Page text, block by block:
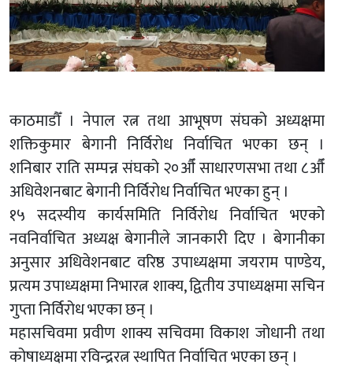
काठमाडौँ । नेपाल रत्न तथा आभूषण संघको अध्यक्षमा
शक्तिकुमार बेगानी निर्विरोध निर्वाचित भएका छन् ।
शनिबार राति सम्पन्न संघको २०औँ साधारणसभा तथा ८औँ
अधिवेशनबाट बेगानी निर्विरोध निर्वाचित भएका हुन् ।
१५ सदस्यीय कार्यसमिति निर्विरोध निर्वाचित भएको
नवनिर्वाचित अध्यक्ष बेगानीले जानकारी दिए । बेगानीका
अनुसार अधिवेशनबाट वरिष्ठ उपाध्यक्षमा जयराम पाण्डेय,
प्रत्यम उपाध्यक्षमा निभारत्न शाक्य, द्वितीय उपाध्यक्षमा सचिन
गुप्ता निर्विरोध भएका छन् ।
महासचिवमा प्रवीण शाक्य सचिवमा विकाश जोधानी तथा
कोषाध्यक्षमा रविन्द्ररत्न स्थापित निर्वाचित भएका छन् ।